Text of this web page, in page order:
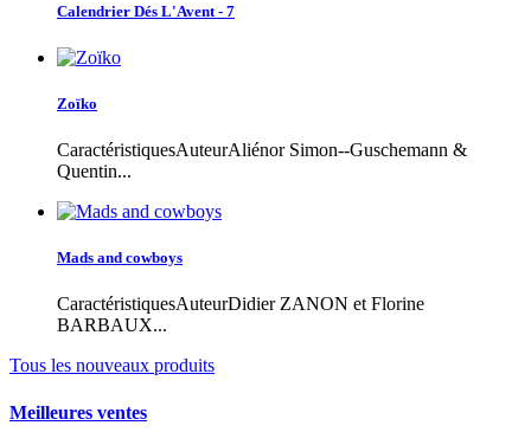
Calendrier Dés L'Avent - 7
Zoïko
CaractéristiquesAuteurAliénor Simon--Guschemann &
Quentin...
Mads and cowboys
CaractéristiquesAuteurDidier ZANON et Florine
BARBAUX...
Tous les nouveaux produits
Meilleures ventes